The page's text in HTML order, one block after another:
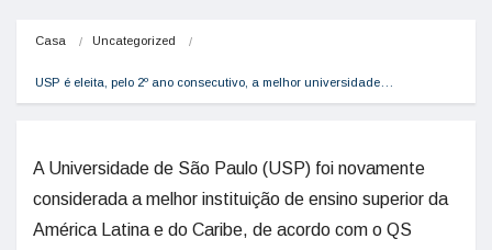
Casa Uncategorized
USP é eleita, pelo 2º ano consecutivo, a melhor universidade…
A Universidade de São Paulo (USP) foi novamente
considerada a melhor instituição de ensino superior da
América Latina e do Caribe, de acordo com o QS